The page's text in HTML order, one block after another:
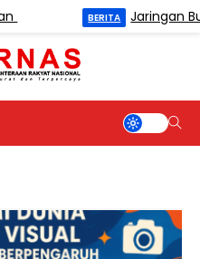
Jaringan Buronan